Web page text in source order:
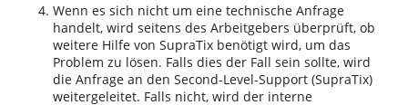
Wenn es sich nicht um eine technische Anfrage
handelt, wird seitens des Arbeitgebers überprüft, ob
weitere Hilfe von SupraTix benötigt wird, um das
Problem zu lösen. Falls dies der Fall sein sollte, wird
die Anfrage an den Second-Level-Support (SupraTix)
weitergeleitet. Falls nicht, wird der interne